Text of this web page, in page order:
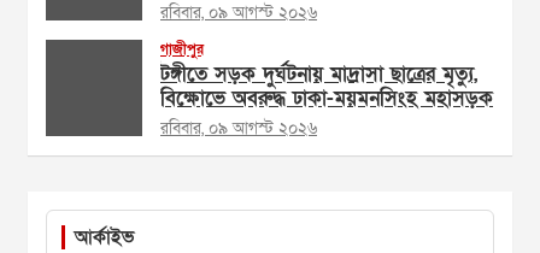
রবিবার, ০৯ আগস্ট ২০২৬
গাজীপুর
টঙ্গীতে সড়ক দুর্ঘটনায় মাদ্রাসা ছাত্রের মৃত্যু,
বিক্ষোভে অবরুদ্ধ ঢাকা-ময়মনসিংহ মহাসড়ক
রবিবার, ০৯ আগস্ট ২০২৬
আর্কাইভ